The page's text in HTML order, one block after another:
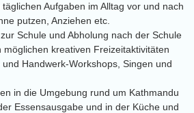
Aufgaben im Alltag vor und nach
putzen, Anziehen etc.
Schule und Abholung nach der Schule
kreativen Freizeitaktivitäten
Handwerk-Workshops, Singen und
in die Umgebung rund um Kathmandu
Essensausgabe und in der Küche und